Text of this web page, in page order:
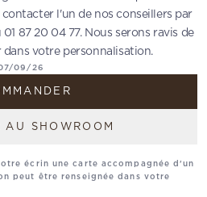
l'un de nos conseillers par
87 20 04 77. Nous serons ravis de
dans votre personnalisation.
09/26
AU SHOWROOM
écrin une carte accompagnée d'un
peut être renseignée dans votre